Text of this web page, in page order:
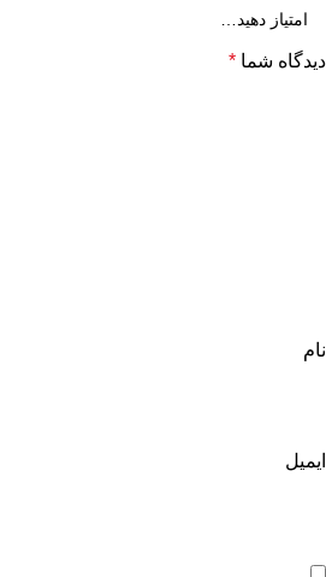
دیدگاه شما *
نام
ایمیل